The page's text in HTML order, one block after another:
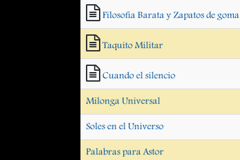
Filosofia Barata y Zapatos de goma
Taquito Militar
Cuando el silencio
Milonga Universal
Soles en el Universo
Palabras para Astor